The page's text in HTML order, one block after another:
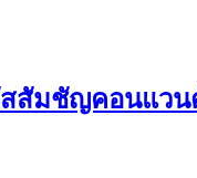
สัมชัญคอนแว